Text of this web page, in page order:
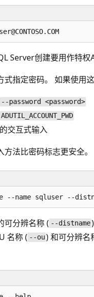
Server创建要用作特
指定密码。 如果使用
--password <password>
ADUTIL_ACCOUNT_PWD
交互式输入
法比密码标志更安全。
可分辨名称 ( --distname
名称 ( --ou) 和可分辨名